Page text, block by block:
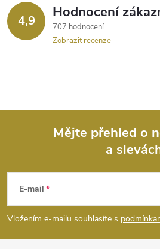
r
v
v
s
4,9 Hodnocení
707 hodnocení
Zobrazit recenze
p
Mějte přehled o
a
E-mail
Vložením e-mailu souhlasíte s